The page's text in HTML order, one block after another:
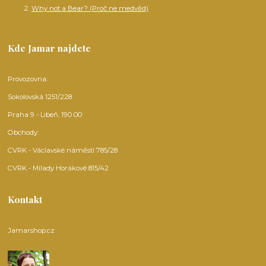
Why not a Bear? (Proč ne medvěd)
Kde Jamar najdete
Provozovna:
Sokolovská 1251/228
Praha 9 - Libeň, 190 00
Obchody:
CVRK - Václavské náměstí 785/28
CVRK - Milady Horákové 815/42
Kontakt
Jamarshop.cz